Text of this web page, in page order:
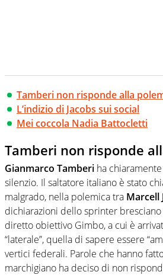
Tamberi non risponde alla
L’indizio di Jacobs sui social
Mei coccola Nadia Battocletti
Tamberi non risponde
Gianmarco Tamberi ha
silenzio. Il saltatore italiano è stato
malgrado, nella polemica tra Marcell
dichiarazioni dello sprinter bresciano
diretto obiettivo Gimbo, a cui è
“laterale”, quella di sapere essere
vertici federali. Parole che hanno
marchigiano ha deciso di non